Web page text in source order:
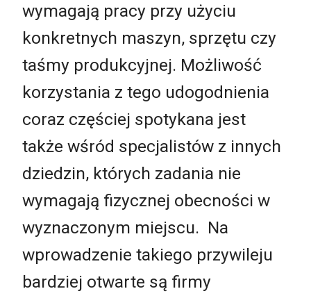
wymagają pracy przy użyciu
konkretnych maszyn, sprzętu czy
taśmy produkcyjnej. Możliwość
korzystania z tego udogodnienia
coraz częściej spotykana jest
także wśród specjalistów z innych
dziedzin, których zadania nie
wymagają fizycznej obecności w
wyznaczonym miejscu. Na
wprowadzenie takiego przywileju
bardziej otwarte są firmy